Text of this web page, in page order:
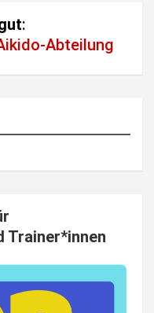
:
Abteilung
Trainer*innen